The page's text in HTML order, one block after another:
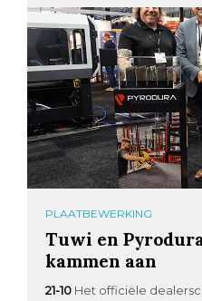
PLAATBEWERKING
Tuwi en
kammen aan
21-10 Het officiële